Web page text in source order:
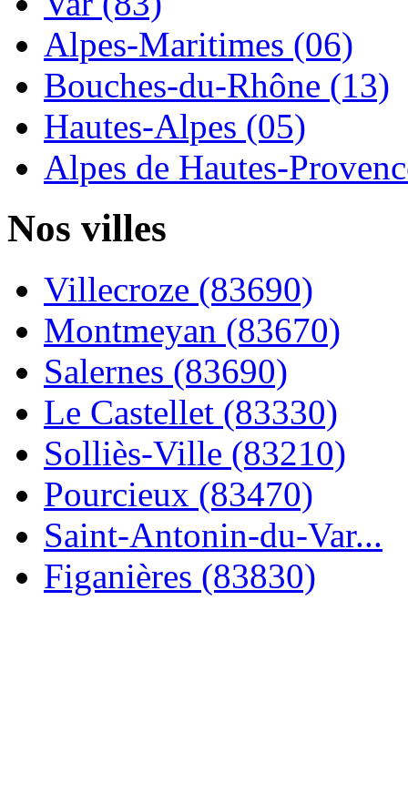
Alpes-Maritimes (06)
Bouches-du-Rhône (13)
Hautes-Alpes (05)
Alpes de Hautes-
Nos villes
Villecroze (83690)
Montmeyan (83670)
Salernes (83690)
Le Castellet (83330)
Solliès-Ville (83210)
Pourcieux (83470)
Saint-Antonin-du-Var...
Figanières (83830)